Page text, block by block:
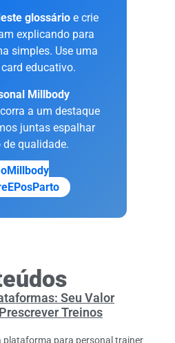
glossárioe crie
explicando para
simples. Use uma
educativo.
Millbody
a um destaque
juntas espalhar
qualidade.
Seu Valor
Treinos
plataforma para personal trainer